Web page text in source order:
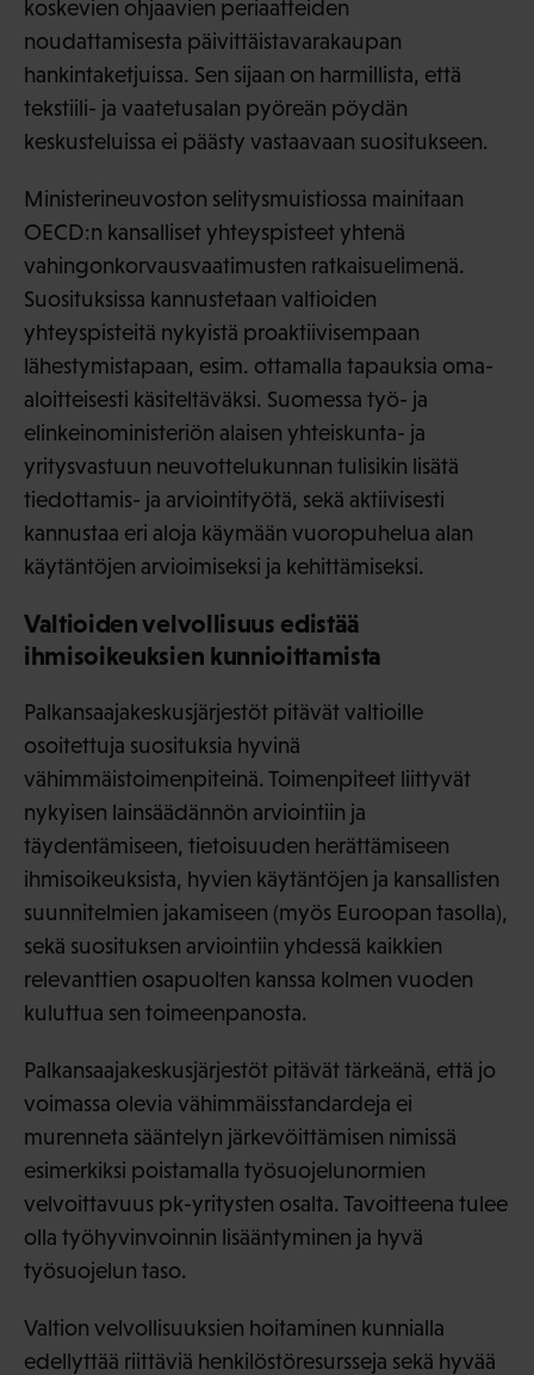
koskevien ohjaavien periaatteiden
noudattamisesta päivittäistavarakaupan
hankintaketjuissa. Sen sijaan on harmillista, että
tekstiili- ja vaatetusalan pyöreän pöydän
keskusteluissa ei päästy vastaavaan suositukseen.
Ministerineuvoston selitysmuistiossa mainitaan
OECD:n kansalliset yhteyspisteet yhtenä
vahingonkorvausvaatimusten ratkaisuelimenä.
Suosituksissa kannustetaan valtioiden
yhteyspisteitä nykyistä proaktiivisempaan
lähestymistapaan, esim. ottamalla tapauksia oma-
aloitteisesti käsiteltäväksi. Suomessa työ- ja
elinkeinoministeriön alaisen yhteiskunta- ja
yritysvastuun neuvottelukunnan tulisikin lisätä
tiedottamis- ja arviointityötä, sekä aktiivisesti
kannustaa eri aloja käymään vuoropuhelua alan
käytäntöjen arvioimiseksi ja kehittämiseksi.
Valtioiden velvollisuus edistää
ihmisoikeuksien kunnioittamista
Palkansaajakeskusjärjestöt pitävät valtioille
osoitettuja suosituksia hyvinä
vähimmäistoimenpiteinä. Toimenpiteet liittyvät
nykyisen lainsäädännön arviointiin ja
täydentämiseen, tietoisuuden herättämiseen
ihmisoikeuksista, hyvien käytäntöjen ja kansallisten
suunnitelmien jakamiseen (myös Euroopan tasolla),
sekä suosituksen arviointiin yhdessä kaikkien
relevanttien osapuolten kanssa kolmen vuoden
kuluttua sen toimeenpanosta.
Palkansaajakeskusjärjestöt pitävät tärkeänä, että jo
voimassa olevia vähimmäisstandardeja ei
murenneta sääntelyn järkevöittämisen nimissä
esimerkiksi poistamalla työsuojelunormien
velvoittavuus pk-yritysten osalta. Tavoitteena tulee
olla työhyvinvoinnin lisääntyminen ja hyvä
työsuojelun taso.
Valtion velvollisuuksien hoitaminen kunnialla
edellyttää riittäviä henkilöstöresursseja sekä hyvää